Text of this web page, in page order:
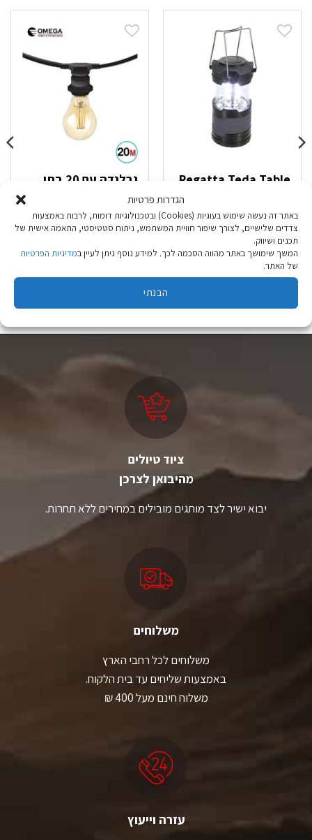
הגדרות פרטיות
באתר זה נעשה שימוש בעוגיות (Cookies) ובטכנולוגיות דומות, לרבות באמצעות
צדדים שלישיים, לצורך שיפור חוויית המשתמש, ניתוח סטטיסטי, התאמה אישית של
תכנים ושיווק.
המשך שימושך באתר מהווה הסכמה לכך. למידע נוסף ניתן לעיין במדיניות הפרטיות
של האתר.
הבנתי
Regatta Teda Table
79.90
גרלנדה עם 20 בתי
נורה
ציוד טיולים
מהיבואן לצרכן
יבוא ישיר לצד מותגים מובילים במחירים ללא תחרות.
משלוחים
משלוחים לכל רחבי הארץ
באמצעות שליחים עד בית הלקוח.
משלוח חינם מעל 400 ₪
עזרה וייעוץ